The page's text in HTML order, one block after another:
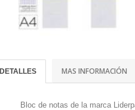
DETALLES MAS INFORMACIÓN
Bloc de notas de la marca